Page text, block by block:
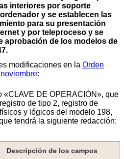
interiores por soporte
y se establecen las
para su presentación
y por teleproceso y se
aprobación de los modelos de
modificaciones en la Orden
:
«CLAVE DE OPERACIÓN», que
de tipo 2, registro de
y lógicos del modelo 198,
tendrá la siguiente redacción:
Descripción de los campos